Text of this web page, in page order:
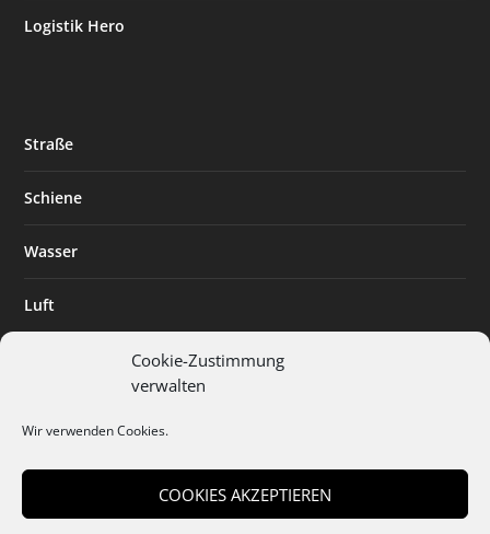
Cookie-Zustimmung
verwalten
Wir verwenden Cookies.
COOKIES AKZEPTIEREN
Logistik Hero
Straße
Schiene
Wasser
Luft
Digitalisierung